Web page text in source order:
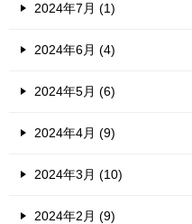
2024年7月 (1)
2024年6月 (4)
2024年5月 (6)
2024年4月 (9)
2024年3月 (10)
2024年2月 (9)